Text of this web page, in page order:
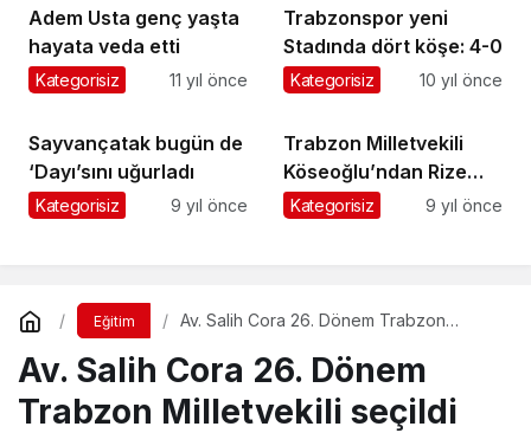
Adem Usta genç yaşta
hayata veda etti
Kategorisiz 11 yıl önce
Trabzonspor yeni
Stadında dört köşe: 4-0
Kategorisiz 10 yıl önce
Sayvançatak bugün de
‘Dayı’sını uğurladı
Kategorisiz 9 yıl önce
Trabzon Milletvekili
Köseoğlu’ndan Rize
Milletvekili Ayar’a
Kategorisiz 9 yıl önce
Eğitim
Av. Salih Cora 26. Dönem Trabzon
Av. Salih Cora 26. Dönem
Trabzon Milletvekili seçildi